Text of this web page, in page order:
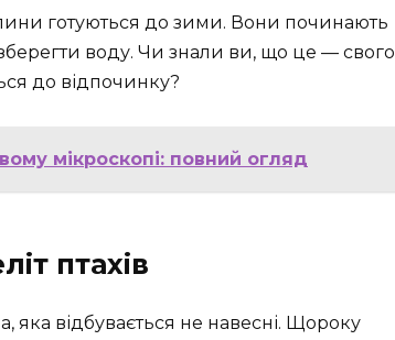
готуються до зими. Вони починають
воду. Чи знали ви, що це — свого
до відпочинку?
мікроскопі: повний огляд
птахів
яка відбувається не навесні. Щороку